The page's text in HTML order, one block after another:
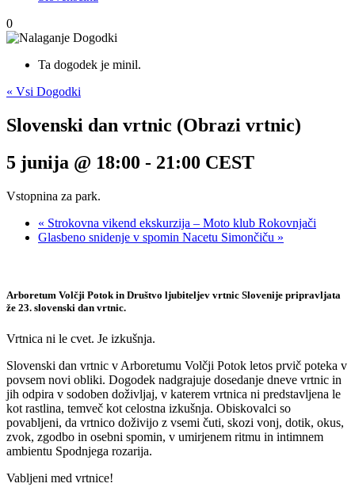
0
Ta dogodek je minil.
« Vsi Dogodki
Slovenski dan vrtnic (Obrazi vrtnic)
5 junija @ 18:00 - 21:00 CEST
Vstopnina za park.
« Strokovna vikend ekskurzija – Moto klub Rokovnjači
Glasbeno snidenje v spomin Nacetu Simončiču »
Arboretum Volčji Potok in Društvo ljubiteljev vrtnic Slovenije pripravljata
že 23. slovenski dan vrtnic.
Vrtnica ni le cvet. Je izkušnja.
Slovenski dan vrtnic v Arboretumu Volčji Potok letos prvič poteka v
povsem novi obliki. Dogodek nadgrajuje dosedanje dneve vrtnic in
jih odpira v sodoben doživljaj, v katerem vrtnica ni predstavljena le
kot rastlina, temveč kot celostna izkušnja. Obiskovalci so
povabljeni, da vrtnico doživijo z vsemi čuti, skozi vonj, dotik, okus,
zvok, zgodbo in osebni spomin, v umirjenem ritmu in intimnem
ambientu Spodnjega rozarija.
Vabljeni med vrtnice!